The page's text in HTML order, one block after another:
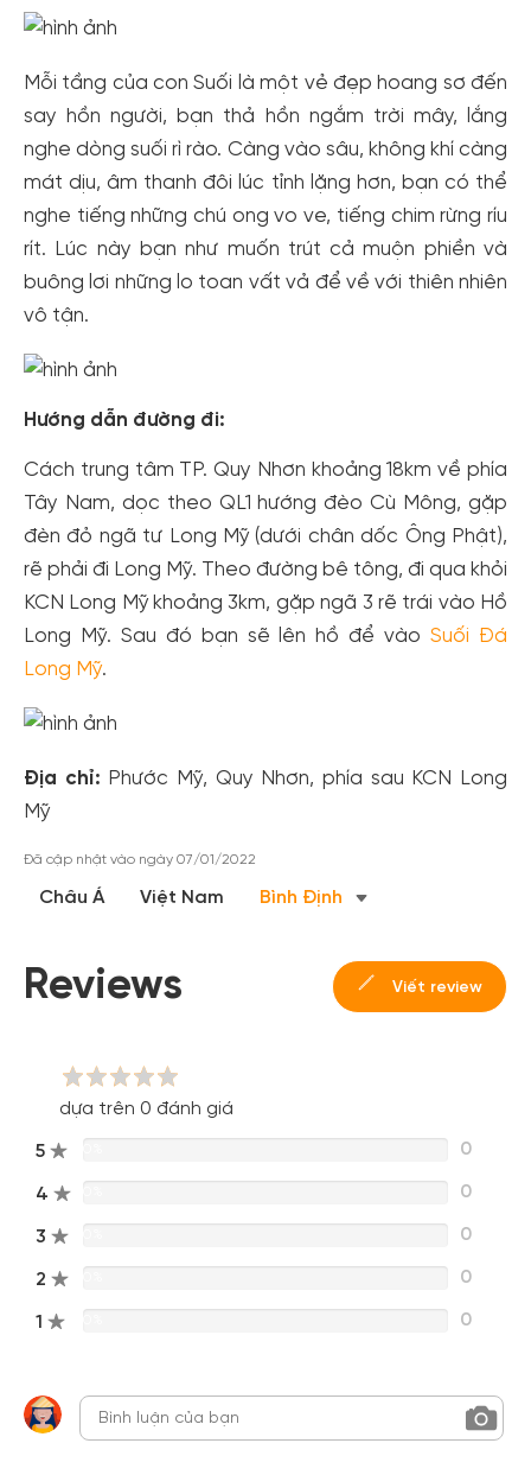
Mỗi tầng của con Suối là một vẻ đẹp hoang sơ đến
say hồn người, bạn thả hồn ngắm trời mây, lắng
nghe dòng suối rì rào. Càng vào sâu, không khí càng
mát dịu, âm thanh đôi lúc tỉnh lặng hơn, bạn có thể
nghe tiếng những chú ong vo ve, tiếng chim rừng ríu
rít. Lúc này bạn như muốn trút cả muộn phiền và
buông lơi những lo toan vất vả để về với thiên nhiên
vô tận.
Hướng dẫn đường đi:
Cách trung tâm TP. Quy Nhơn khoảng 18km về phía
Tây Nam, dọc theo QL1 hướng đèo Cù Mông, gặp
đèn đỏ ngã tư Long Mỹ (dưới chân dốc Ông Phật),
rẽ phải đi Long Mỹ. Theo đường bê tông, đi qua khỏi
KCN Long Mỹ khoảng 3km, gặp ngã 3 rẽ trái vào Hồ
Long Mỹ. Sau đó bạn sẽ lên hồ để vàoSuối Đá
Long Mỹ.
Địa chỉ: Phước Mỹ, Quy Nhơn, phía sau KCN Long
Mỹ
Đã cập nhật vào ngày 07/01/2022
Châu Á Việt Nam Bình Định
Reviews Viết review
dựa trên 0 đánh giá
5 0
4 0
3 0
2 0
1 0
Tạo tài khoản nhanh - nhận nhiều ưu
dành cho thành viên đến từ các đối tác của Gody.vn dành
Đăng ký
Hoặc đăng nhập bằng
Đăng nhập Facebook
Đăng nhập Google